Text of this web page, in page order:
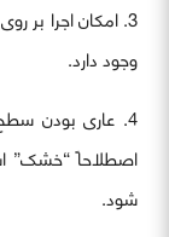
3. امکان اجرا بر
وجود دارد.
4. عاری بودن
اصطلاحاً “خشک”
شود.